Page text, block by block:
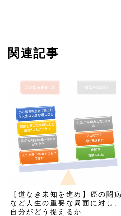
関連記事
【道なき未知を進め】癌の闘病
など人生の重要な局面に対し、
自分がどう捉えるか